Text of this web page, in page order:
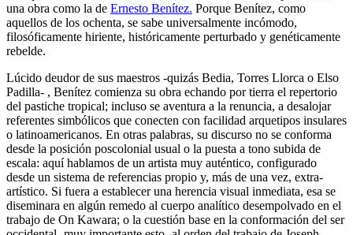
una obra como la de Ernesto Benítez. Porque Benítez, como
aquellos de los ochenta, se sabe universalmente incómodo,
filosóficamente hiriente, históricamente perturbado y genéticamente
rebelde.
Lúcido deudor de sus maestros -quizás Bedia, Torres Llorca o Elso
Padilla- , Benítez comienza su obra echando por tierra el repertorio
del pastiche tropical; incluso se aventura a la renuncia, a desalojar
referentes simbólicos que conecten con facilidad arquetipos insulares
o latinoamericanos. En otras palabras, su discurso no se conforma
desde la posición poscolonial usual o la puesta a tono subida de
escala: aquí hablamos de un artista muy auténtico, configurado
desde un sistema de referencias propio y, más de una vez, extra-
artístico. Si fuera a establecer una herencia visual inmediata, esa se
diseminara en algún remedo al cuerpo analítico desempolvado en el
trabajo de On Kawara; o la cuestión base en la conformación del ser